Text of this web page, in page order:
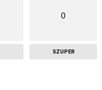
0
SZUPER